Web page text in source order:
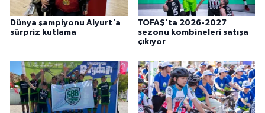
Dünya şampiyonu Alyurt'a
sürpriz kutlama
TOFAŞ'ta 2026-2027
sezonu kombineleri satışa
çıkıyor